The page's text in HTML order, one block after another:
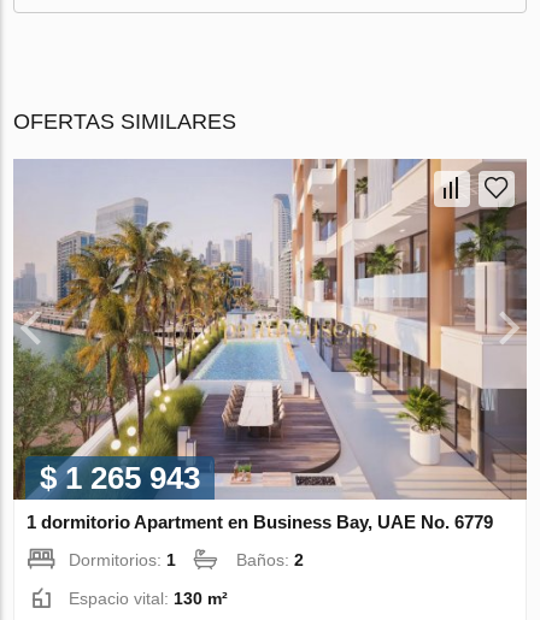
OFERTAS SIMILARES
$ 1 265 943
1 dormitorio Apartment en Business Bay, UAE No. 6779
Dormitorios:1 Baños:2
Espacio vital:130 m²